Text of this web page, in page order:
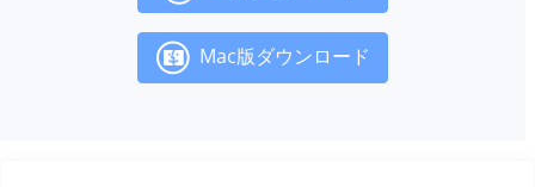
Mac版ダウンロード